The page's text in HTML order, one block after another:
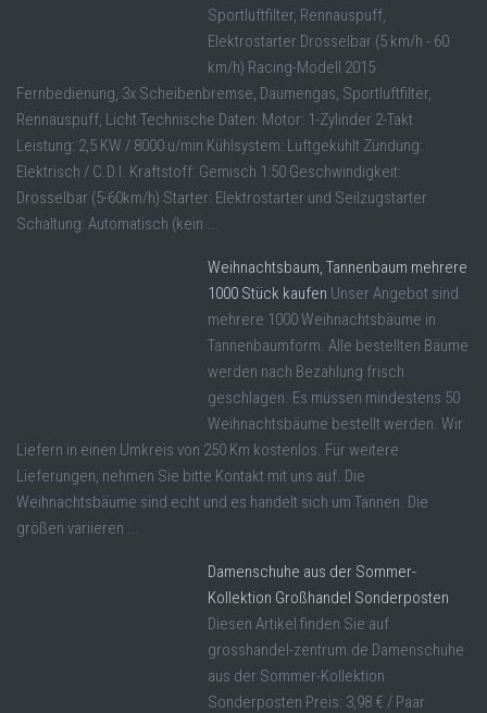
Sportluftfilter, Rennauspuff,
Elektrostarter Drosselbar (5 km/h - 60
km/h) Racing-Modell 2015
Fernbedienung, 3x Scheibenbremse, Daumengas, Sportluftfilter,
Rennauspuff, Licht Technische Daten: Motor: 1-Zylinder 2-Takt
Leistung: 2,5 KW / 8000 u/min Kühlsystem: Luftgekühlt Zündung:
Elektrisch / C.D.I. Kraftstoff: Gemisch 1:50 Geschwindigkeit:
Drosselbar (5-60km/h) Starter: Elektrostarter und Seilzugstarter
Schaltung: Automatisch (kein ...
Weihnachtsbaum, Tannenbaum mehrere
1000 Stück kaufen Unser Angebot sind
mehrere 1000 Weihnachtsbäume in
Tannenbaumform. Alle bestellten Bäume
werden nach Bezahlung frisch
geschlagen. Es müssen mindestens 50
Weihnachtsbäume bestellt werden. Wir
Liefern in einen Umkreis von 250 Km kostenlos. Für weitere
Lieferungen, nehmen Sie bitte Kontakt mit uns auf. Die
Weihnachtsbäume sind echt und es handelt sich um Tannen. Die
größen variieren ...
Damenschuhe aus der Sommer-
Kollektion Großhandel Sonderposten
Diesen Artikel finden Sie auf
grosshandel-zentrum.de Damenschuhe
aus der Sommer-Kollektion
Sonderposten Preis: 3,98 € / Paar